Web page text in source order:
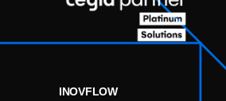
INOVFLOW